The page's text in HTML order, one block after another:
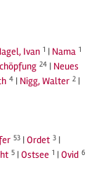
Ivan 1 | Nama 1
24 | Neues
4 | Nigg, Walter 2 |
53 |Ordet 3 |
5 |Ostsee 1 |Ovid 6